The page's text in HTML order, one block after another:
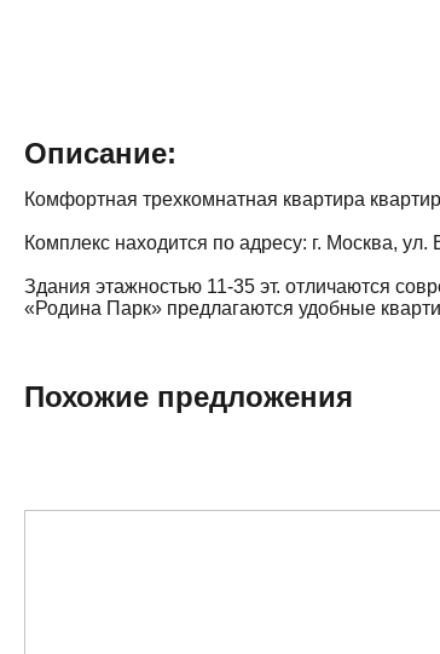
Описание:
Комфортная трехкомнатная квартира
Комплекс находится по адресу: г. Москва,
Здания этажностью 11-35 эт. отличаются
«Родина Парк» предлагаются удобные
Похожие предложения